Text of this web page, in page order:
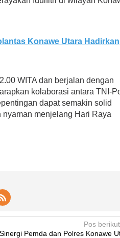
Konawe Utara Hadirkan
WITA dan berjalan dengan
kolaborasi antara TNI-
dapat semakin solid
menjelang Hari Raya
Pos
Sinergi Pemda dan Polres Konawe